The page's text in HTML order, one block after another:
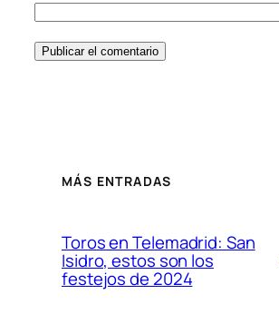
MÁS ENTRADAS
Toros en Telemadrid: San
Isidro, estos son los
festejos de 2024